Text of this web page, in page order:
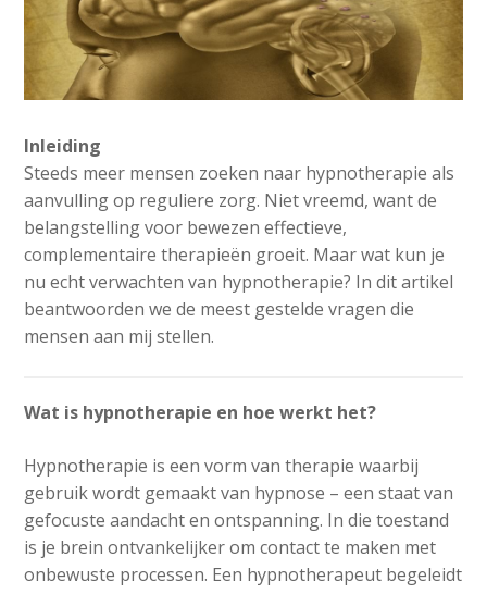
Inleiding
Steeds meer mensen zoeken naar hypnotherapie als
aanvulling op reguliere zorg. Niet vreemd, want de
belangstelling voor bewezen effectieve,
complementaire therapieën groeit. Maar wat kun je
nu echt verwachten van hypnotherapie? In dit artikel
beantwoorden we de meest gestelde vragen die
mensen aan mij stellen.
Wat is hypnotherapie en hoe werkt het?
Hypnotherapie is een vorm van therapie waarbij
gebruik wordt gemaakt van hypnose – een staat van
gefocuste aandacht en ontspanning. In die toestand
is je brein ontvankelijker om contact te maken met
onbewuste processen. Een hypnotherapeut begeleidt